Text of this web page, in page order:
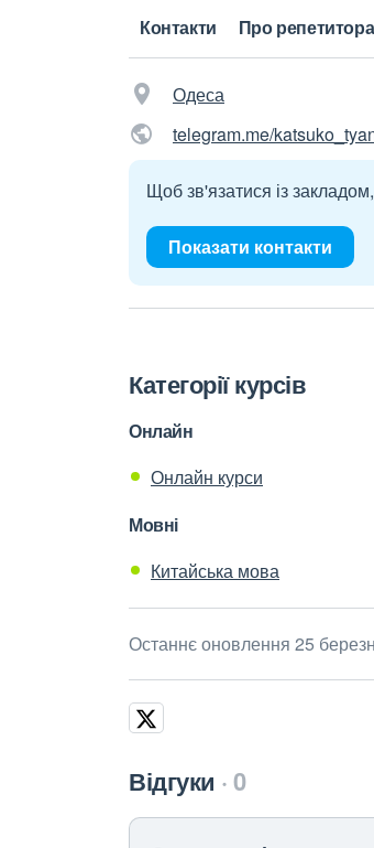
Контакти Про репетитора
Одеса
telegram.me/
Щоб зв'язатися із
Показати контакти
Категорії курсів
Онлайн
Онлайн курси
Мовні
Китайська мова
Останнє оновлення 25
Відгуки 0